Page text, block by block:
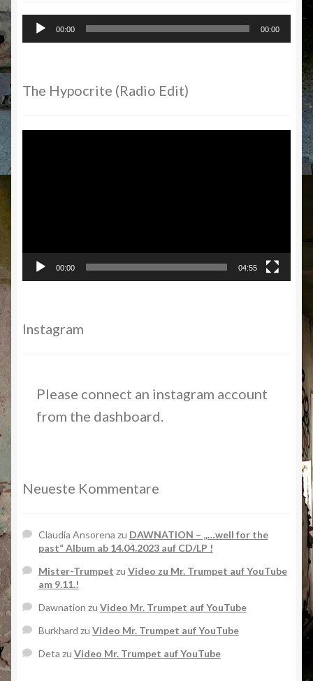
Audio-
Player
00:00 00:00
The Hypocrite (Radio Edit)
00:00 04:55
Instagram
Please connect an instagram account
from the dashboard.
Neueste Kommentare
Claudia Ansorena zu DAWNATION – „…well for the
past“ Album ab 14.04.2023 auf CD/LP !
Mister-Trumpet zu Video zu Mr. Trumpet auf YouTube
am 9.11.!
Dawnation zu Video Mr. Trumpet auf YouTube
Burkhard zu Video Mr. Trumpet auf YouTube
Deta zu Video Mr. Trumpet auf YouTube